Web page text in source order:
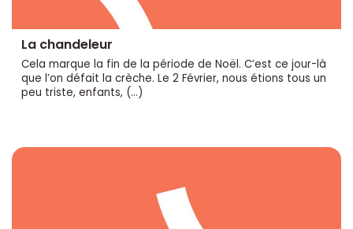
La chandeleur
Cela marque la fin de la période de Noël. C’est ce jour-là
que l’on défait la crèche. Le 2 Février, nous étions tous un
peu triste, enfants, (…)